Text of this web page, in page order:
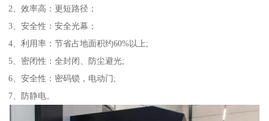
2、效率高：更短路径；
3、安全性：安全光幕；
4、利用率：节省占地面积约60%以上;
5、密闭性：全封闭、防尘避光;
6、安全性：密码锁，电动门;
7、防静电。